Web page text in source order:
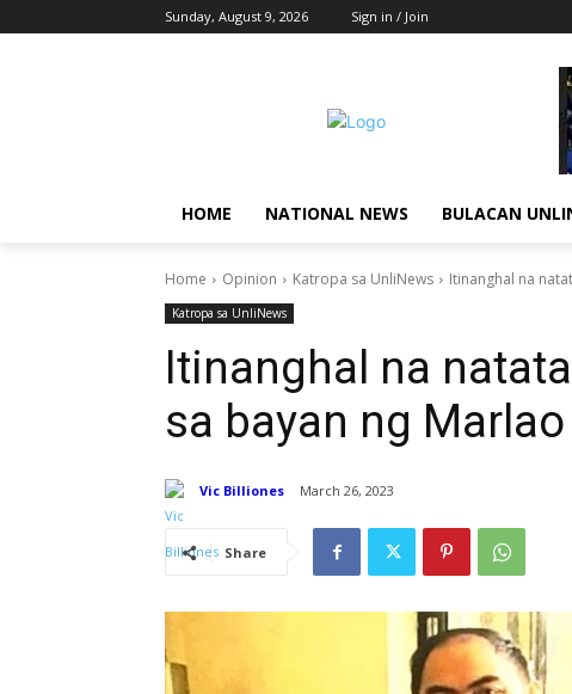
Sunday, August 9, 2026 Sign in / Join
HOME NATIONAL NEWS BULACAN
Home Opinion Katropa sa UnliNews Itinanghal na
Katropa sa UnliNews
Itinanghal na
sa bayan ng Marlao
Vic Billiones March 26, 2023
Share